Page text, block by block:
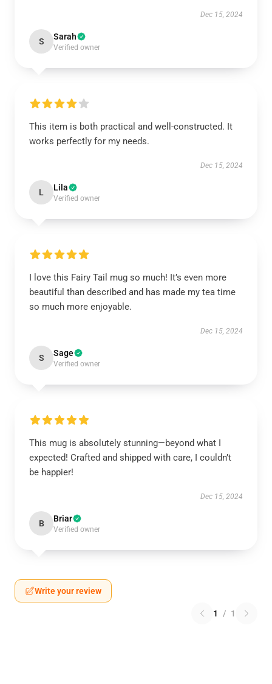
Dec 15, 2024
S Sarah
Verified owner
This item is both practical and well-constructed. It
works perfectly for my needs.
Dec 15, 2024
L Lila
Verified owner
I love this Fairy Tail mug so much! It’s even more
beautiful than described and has made my tea time
so much more enjoyable.
Dec 15, 2024
S Sage
Verified owner
This mug is absolutely stunning—beyond what I
expected! Crafted and shipped with care, I couldn’t
be happier!
Dec 15, 2024
B Briar
Verified owner
Write your review
1 / 1